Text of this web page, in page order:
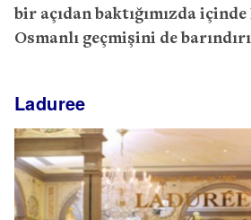
bir açıdan baktığımızda
Osmanlı geçmişini de
Laduree